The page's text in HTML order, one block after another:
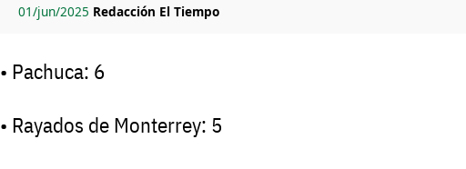
01/jun/2025 Redacción El Tiempo
• Pachuca: 6
• Rayados de Monterrey: 5